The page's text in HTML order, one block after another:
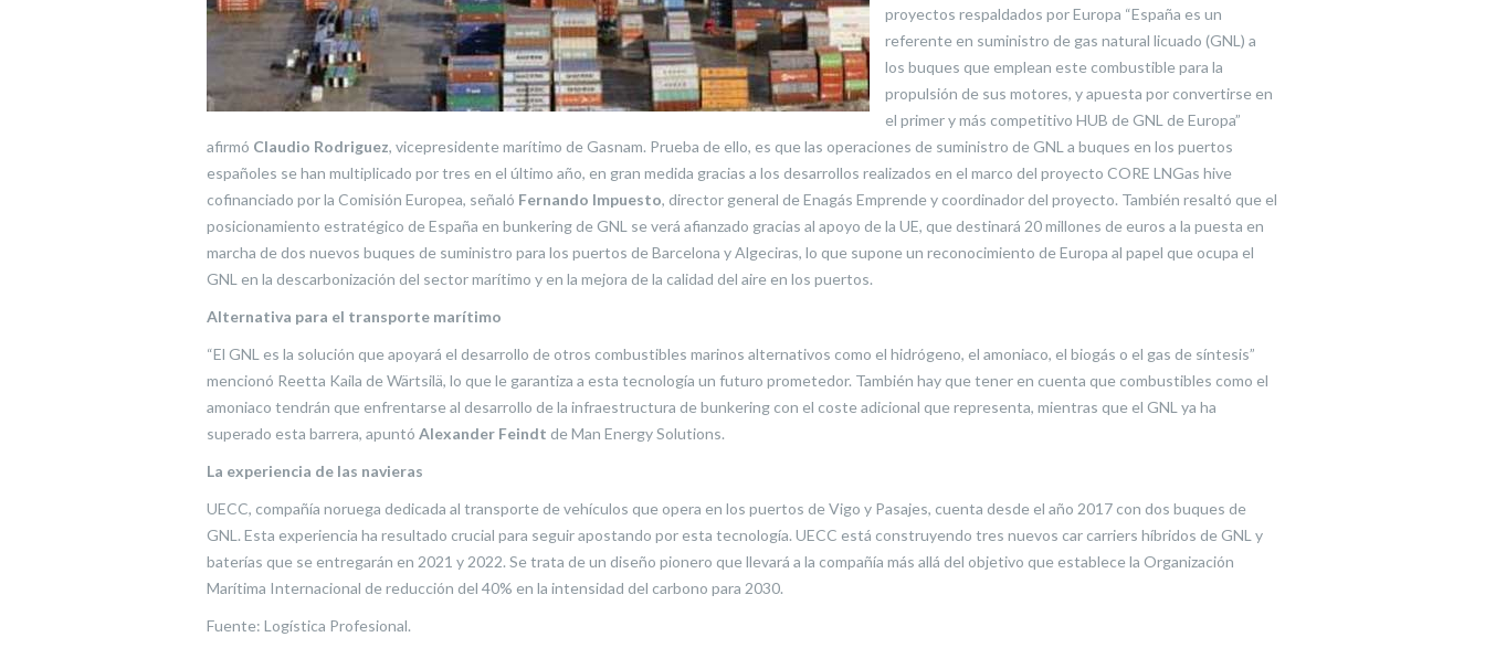
proyectos respaldados por Europa “España es un
referente en suministro de gas natural licuado (GNL) a
los buques que emplean este combustible para la
propulsión de sus motores, y apuesta por convertirse en
el primer y más competitivo HUB de GNL de Europa”
afirmó Claudio Rodriguez, vicepresidente marítimo de Gasnam. Prueba de ello, es que las operaciones de suministro de GNL a buques en los puertos
españoles se han multiplicado por tres en el último año, en gran medida gracias a los desarrollos realizados en el marco del proyecto CORE LNGas hive
cofinanciado por la Comisión Europea, señaló Fernando Impuesto, director general de Enagás Emprende y coordinador del proyecto. También resaltó que el
posicionamiento estratégico de España en bunkering de GNL se verá afianzado gracias al apoyo de la UE, que destinará 20 millones de euros a la puesta en
marcha de dos nuevos buques de suministro para los puertos de Barcelona y Algeciras, lo que supone un reconocimiento de Europa al papel que ocupa el
GNL en la descarbonización del sector marítimo y en la mejora de la calidad del aire en los puertos.
Alternativa para el transporte marítimo
“El GNL es la solución que apoyará el desarrollo de otros combustibles marinos alternativos como el hidrógeno, el amoniaco, el biogás o el gas de síntesis”
mencionó Reetta Kaila de Wärtsilä, lo que le garantiza a esta tecnología un futuro prometedor. También hay que tener en cuenta que combustibles como el
amoniaco tendrán que enfrentarse al desarrollo de la infraestructura de bunkering con el coste adicional que representa, mientras que el GNL ya ha
superado esta barrera, apuntó Alexander Feindt de Man Energy Solutions.
La experiencia de las navieras
UECC, compañía noruega dedicada al transporte de vehículos que opera en los puertos de Vigo y Pasajes, cuenta desde el año 2017 con dos buques de
GNL. Esta experiencia ha resultado crucial para seguir apostando por esta tecnología. UECC está construyendo tres nuevos car carriers híbridos de GNL y
baterías que se entregarán en 2021 y 2022. Se trata de un diseño pionero que llevará a la compañía más allá del objetivo que establece la Organización
Marítima Internacional de reducción del 40% en la intensidad del carbono para 2030.
Fuente: Logística Profesional.